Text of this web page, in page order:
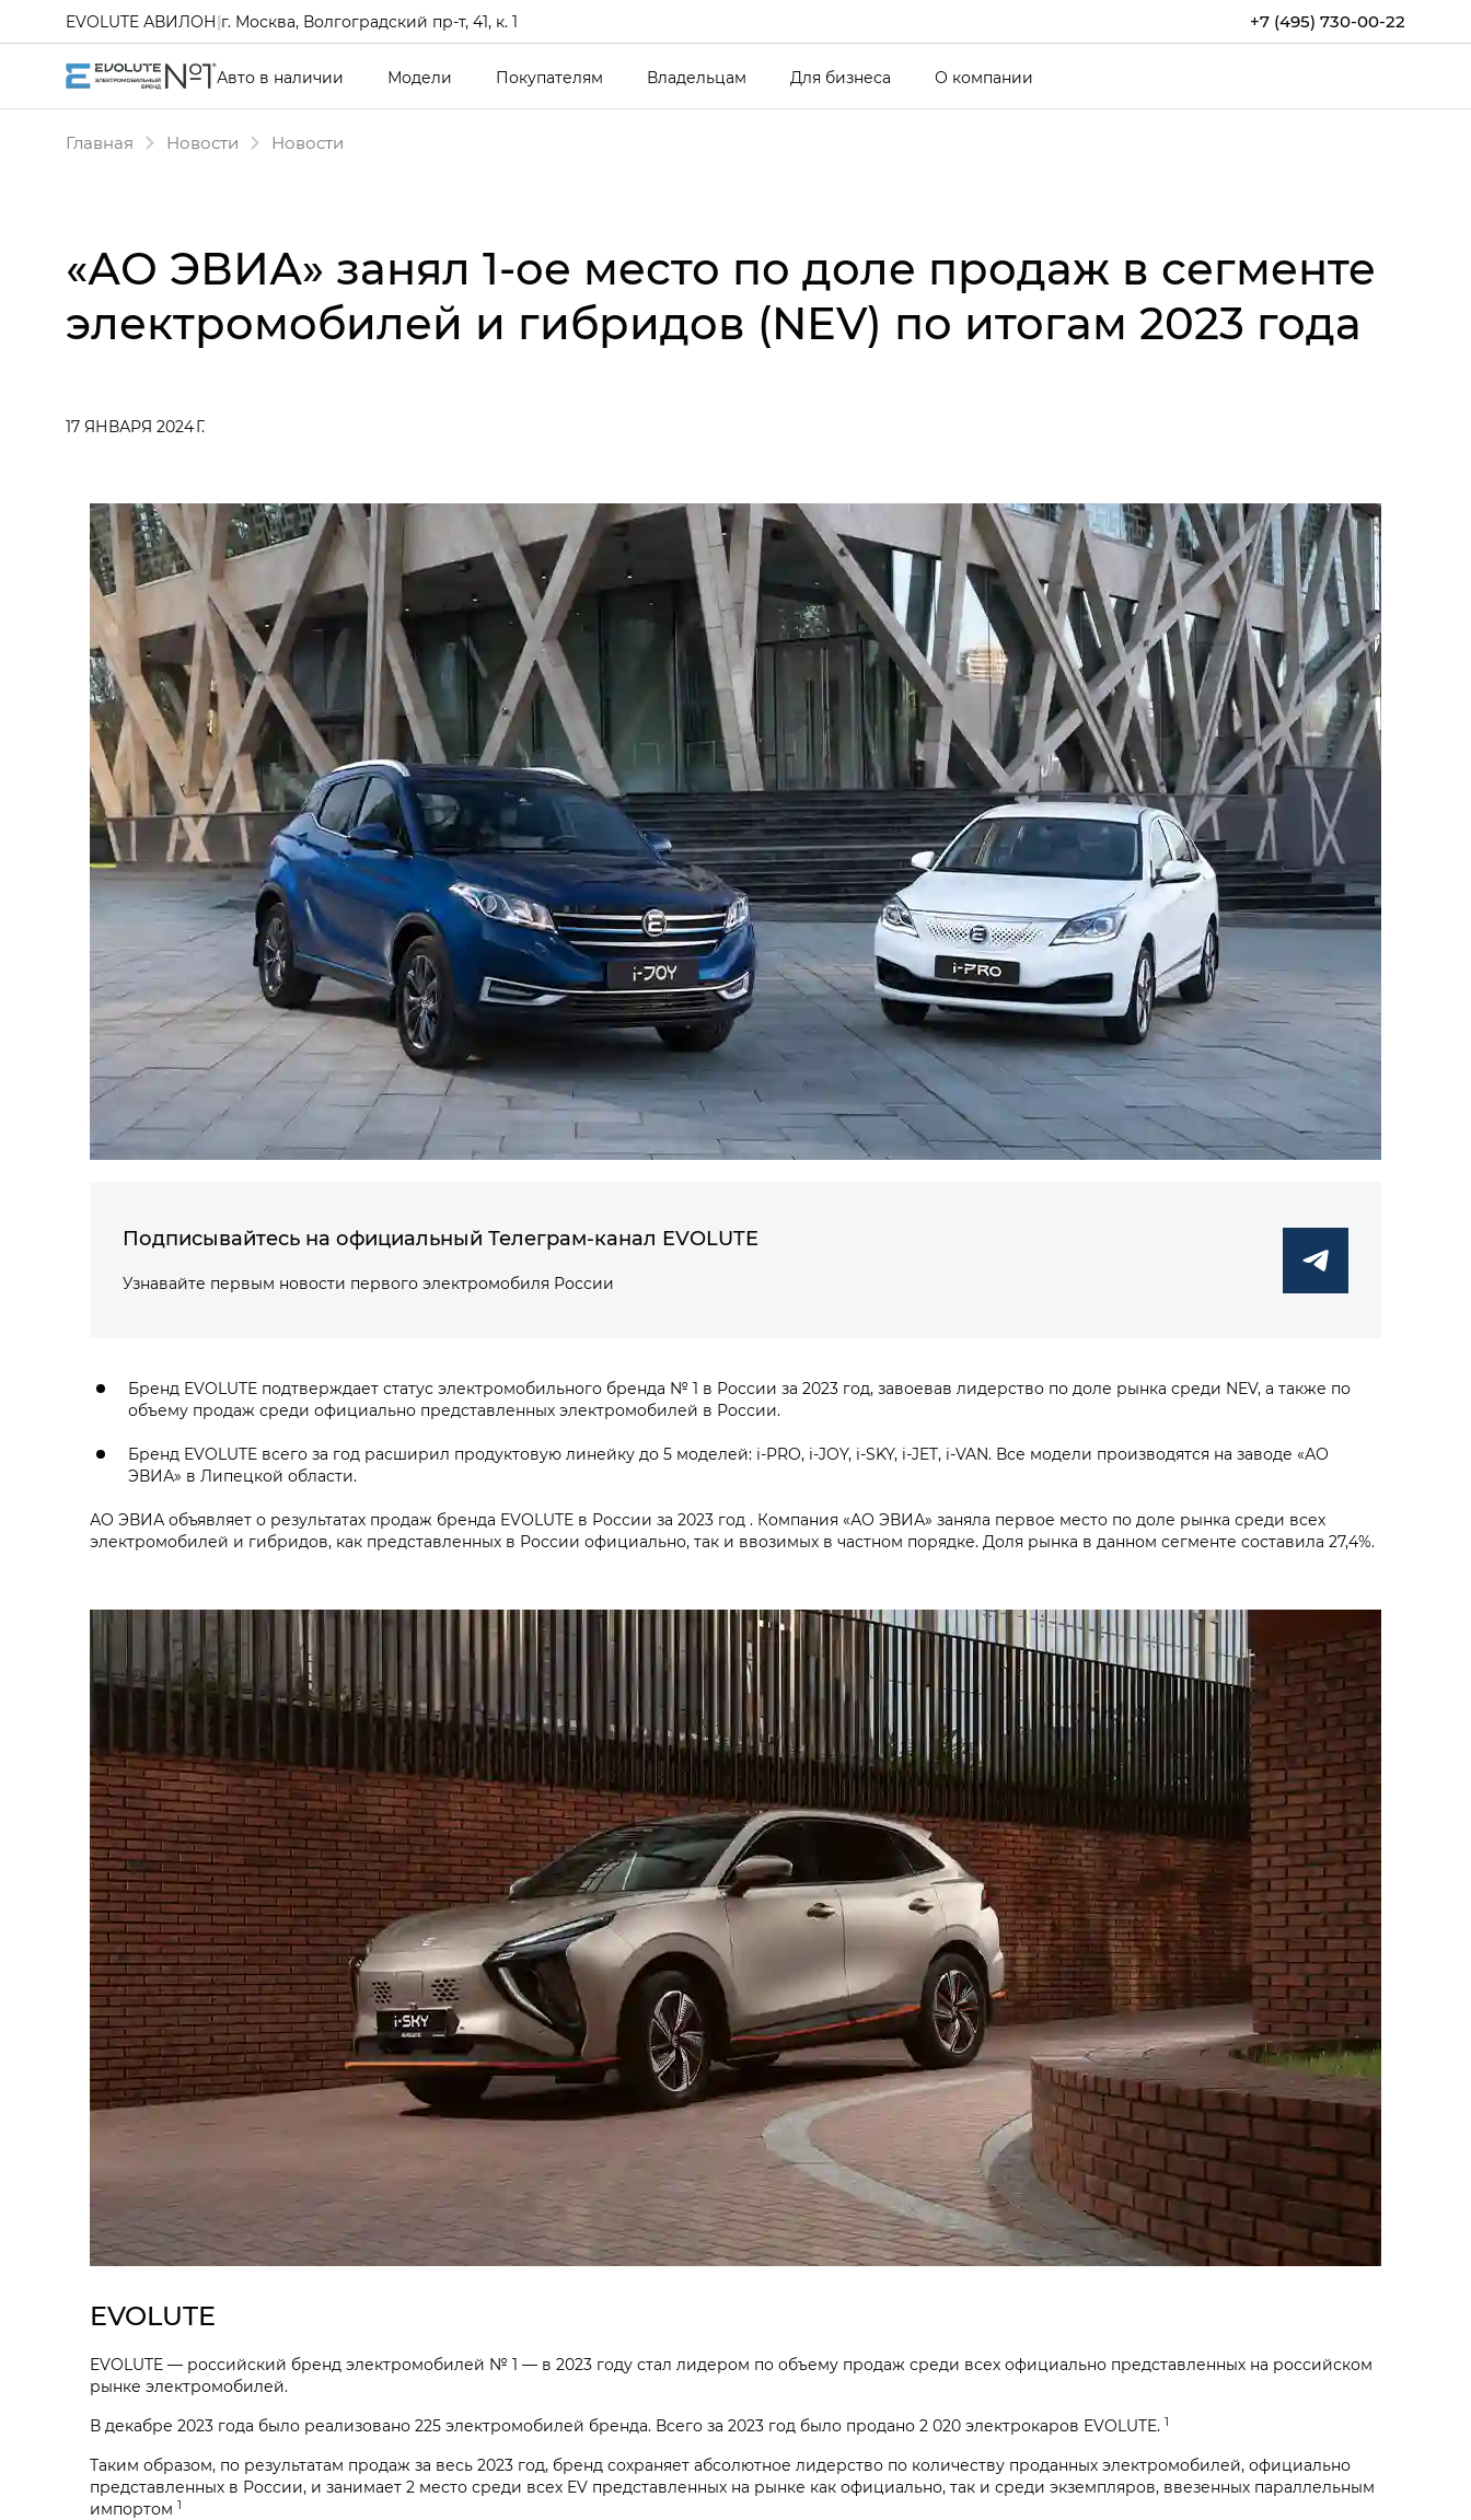
+7 (495) 730-00-22
EVOLUTE АВИЛОН|г. Москва, Волгоградский пр-т, 41, к. 1
Авто в наличии Модели Покупателям Владельцам Для бизнеса О компании
Главная Новости Новости
«АО ЭВИА» занял 1-ое место по доле продаж в сегменте
электромобилей и гибридов (NEV) по итогам 2023 года
17 ЯНВАРЯ 2024 Г.
Подписывайтесь на официальный Телеграм-канал EVOLUTE
Узнавайте первым новости первого электромобиля России
Бренд EVOLUTE подтверждает статус электромобильного бренда № 1 в России за 2023 год, завоевав лидерство по доле рынка среди NEV, а также по
объему продаж среди официально представленных электромобилей в России.
Бренд EVOLUTE всего за год расширил продуктовую линейку до 5 моделей: i‑PRO, i‑JOY, i‑SKY, i‑JET, i‑VAN. Все модели производятся на заводе «АО
ЭВИА» в Липецкой области.
АО ЭВИА объявляет о результатах продаж бренда EVOLUTE в России за 2023 год . Компания «АО ЭВИА» заняла первое место по доле рынка среди всех
электромобилей и гибридов, как представленных в России официально, так и ввозимых в частном порядке. Доля рынка в данном сегменте составила 27,4%.
EVOLUTE
EVOLUTE — российский бренд электромобилей № 1 — в 2023 году стал лидером по объему продаж среди всех официально представленных на российском
рынке электромобилей.
В декабре 2023 года было реализовано 225 электромобилей бренда. Всего за 2023 год было продано 2 020 электрокаров EVOLUTE. 1
Таким образом, по результатам продаж за весь 2023 год, бренд сохраняет абсолютное лидерство по количеству проданных электромобилей, официально
представленных в России, и занимает 2 место среди всех EV представленных на рынке как официально, так и среди экземпляров, ввезенных параллельным
импортом 1